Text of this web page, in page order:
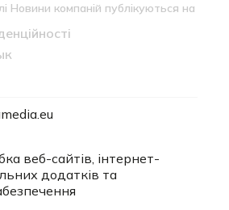
Новини компаній публікуються на